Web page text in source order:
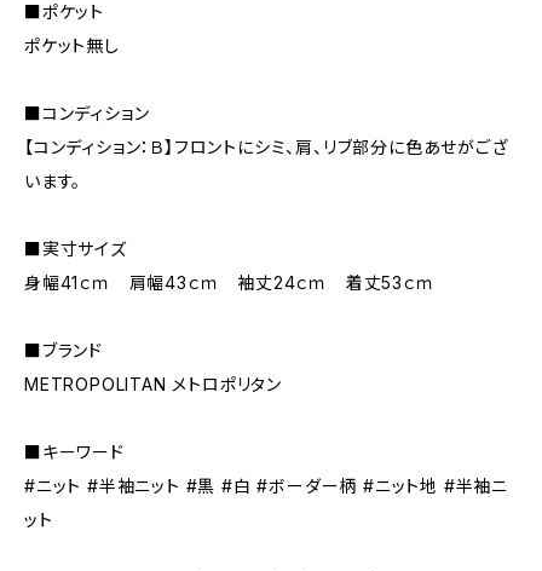
■ポケット
ポケット無し
■コンディション
【コンディション：Ｂ】フロントにシミ、肩、リブ部分に色あせがござ
います。
■実寸サイズ
身幅41ｃｍ 肩幅43ｃｍ 袖丈24ｃｍ 着丈53ｃｍ
■ブランド
METROPOLITAN メトロポリタン
■キーワード
#ニット #半袖ニット #黒 #白 #ボーダー柄 #ニット地 #半袖ニ
ット